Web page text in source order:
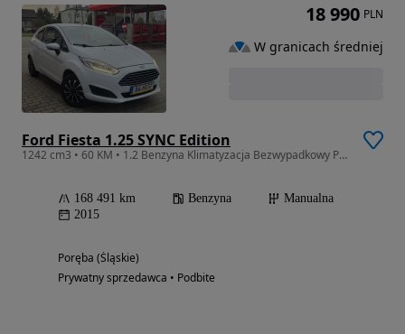
Ford Fiesta 1.25 SYNC Edition
1242 cm3 • 60 KM • 1.2 Benzyna Klimatyzacja Bezwypadkowy Piękna
168 491 km Benzyna
Manualna
2015
Poręba (Śląskie)
Prywatny sprzedawca • Podbite
18 990 PLN
W granicach średniej